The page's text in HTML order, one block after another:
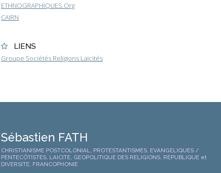
ETHNOGRAPHIQUES.Org
CAIRN
LIENS
Groupe Sociétés Religions Laïcités
Sébastien FATH
CHRISTIANISME POSTCOLONIAL, PROTESTANTISMES, EVANGELIQUES /
PENTECÔTISTES, LAICITE, GEOPOLITIQUE DES RELIGIONS, REPUBLIQUE et
DIVERSITE, FRANCOPHONIE